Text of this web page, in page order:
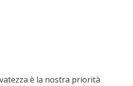
è la nostra priorità